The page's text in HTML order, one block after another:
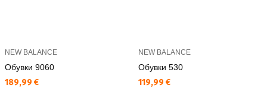
NEW BALANCE
Обувки 9060
Текуща цена:
189,99 €
NEW BALANCE
Обувки 530
Текуща цена:
119,99 €